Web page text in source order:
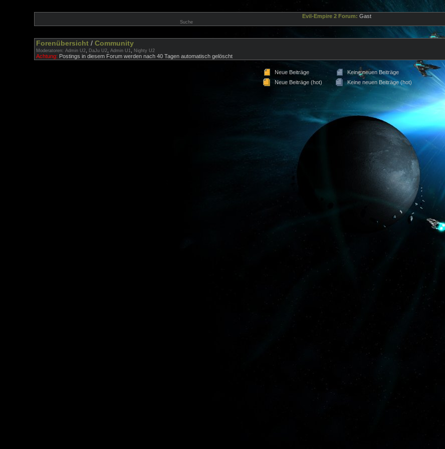
Evil-Empire 2 Forum: Gast
Suche
Forenübersicht/ Community
Moderatoren: Admin U2, DaJu U2, Admin U1 Nighty U2
Achtung: Postings in diesem Forum werden nach 40 Tagen automatisch gelöscht
Neue Beiträge
Keine neuen Beiträge
Neue Beiträge (hot)
Keine neuen Beiträge (hot)